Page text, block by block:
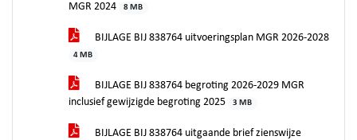
MGR 2024
8 MB
BIJLAGE BIJ 838764 uitvoeringsplan MGR 2026-2028
4 MB
BIJLAGE BIJ 838764 begroting 2026-2029 MGR
inclusief gewijzigde begroting 2025
3 MB
BIJLAGE BIJ 838764 uitgaande brief zienswijze